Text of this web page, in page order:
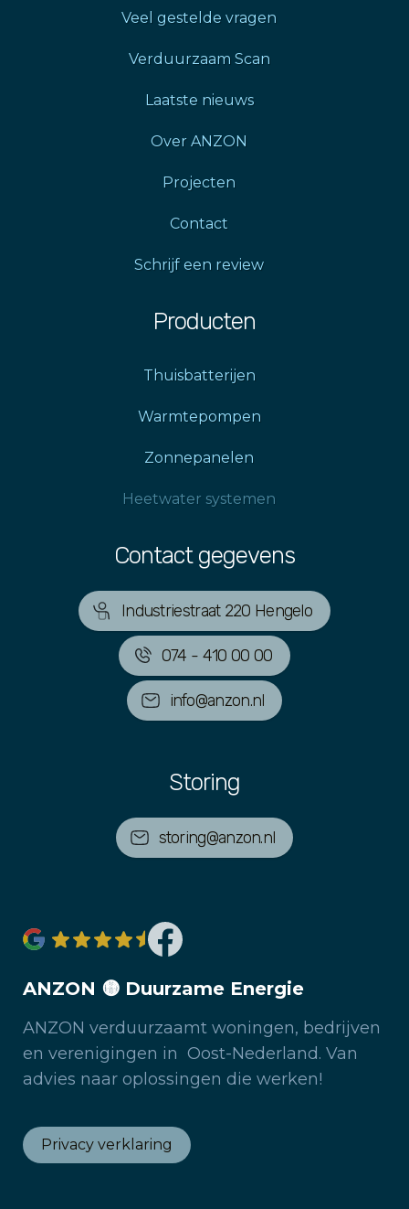
Veel gestelde vragen
Verduurzaam Scan
Laatste nieuws
Over ANZON
Projecten
Contact
Schrijf een review
Producten
Thuisbatterijen
Warmtepompen
Zonnepanelen
Heetwater systemen
Contact gegevens
Industriestraat 220 Hengelo
074 - 410 00 00
info@anzon.nl
Storing
storing@anzon.nl
ANZON 🟡 Duurzame Energie
ANZON verduurzaamt woningen, bedrijven
en verenigingen in Oost-Nederland. Van
advies naar oplossingen die werken!
Privacy verklaring